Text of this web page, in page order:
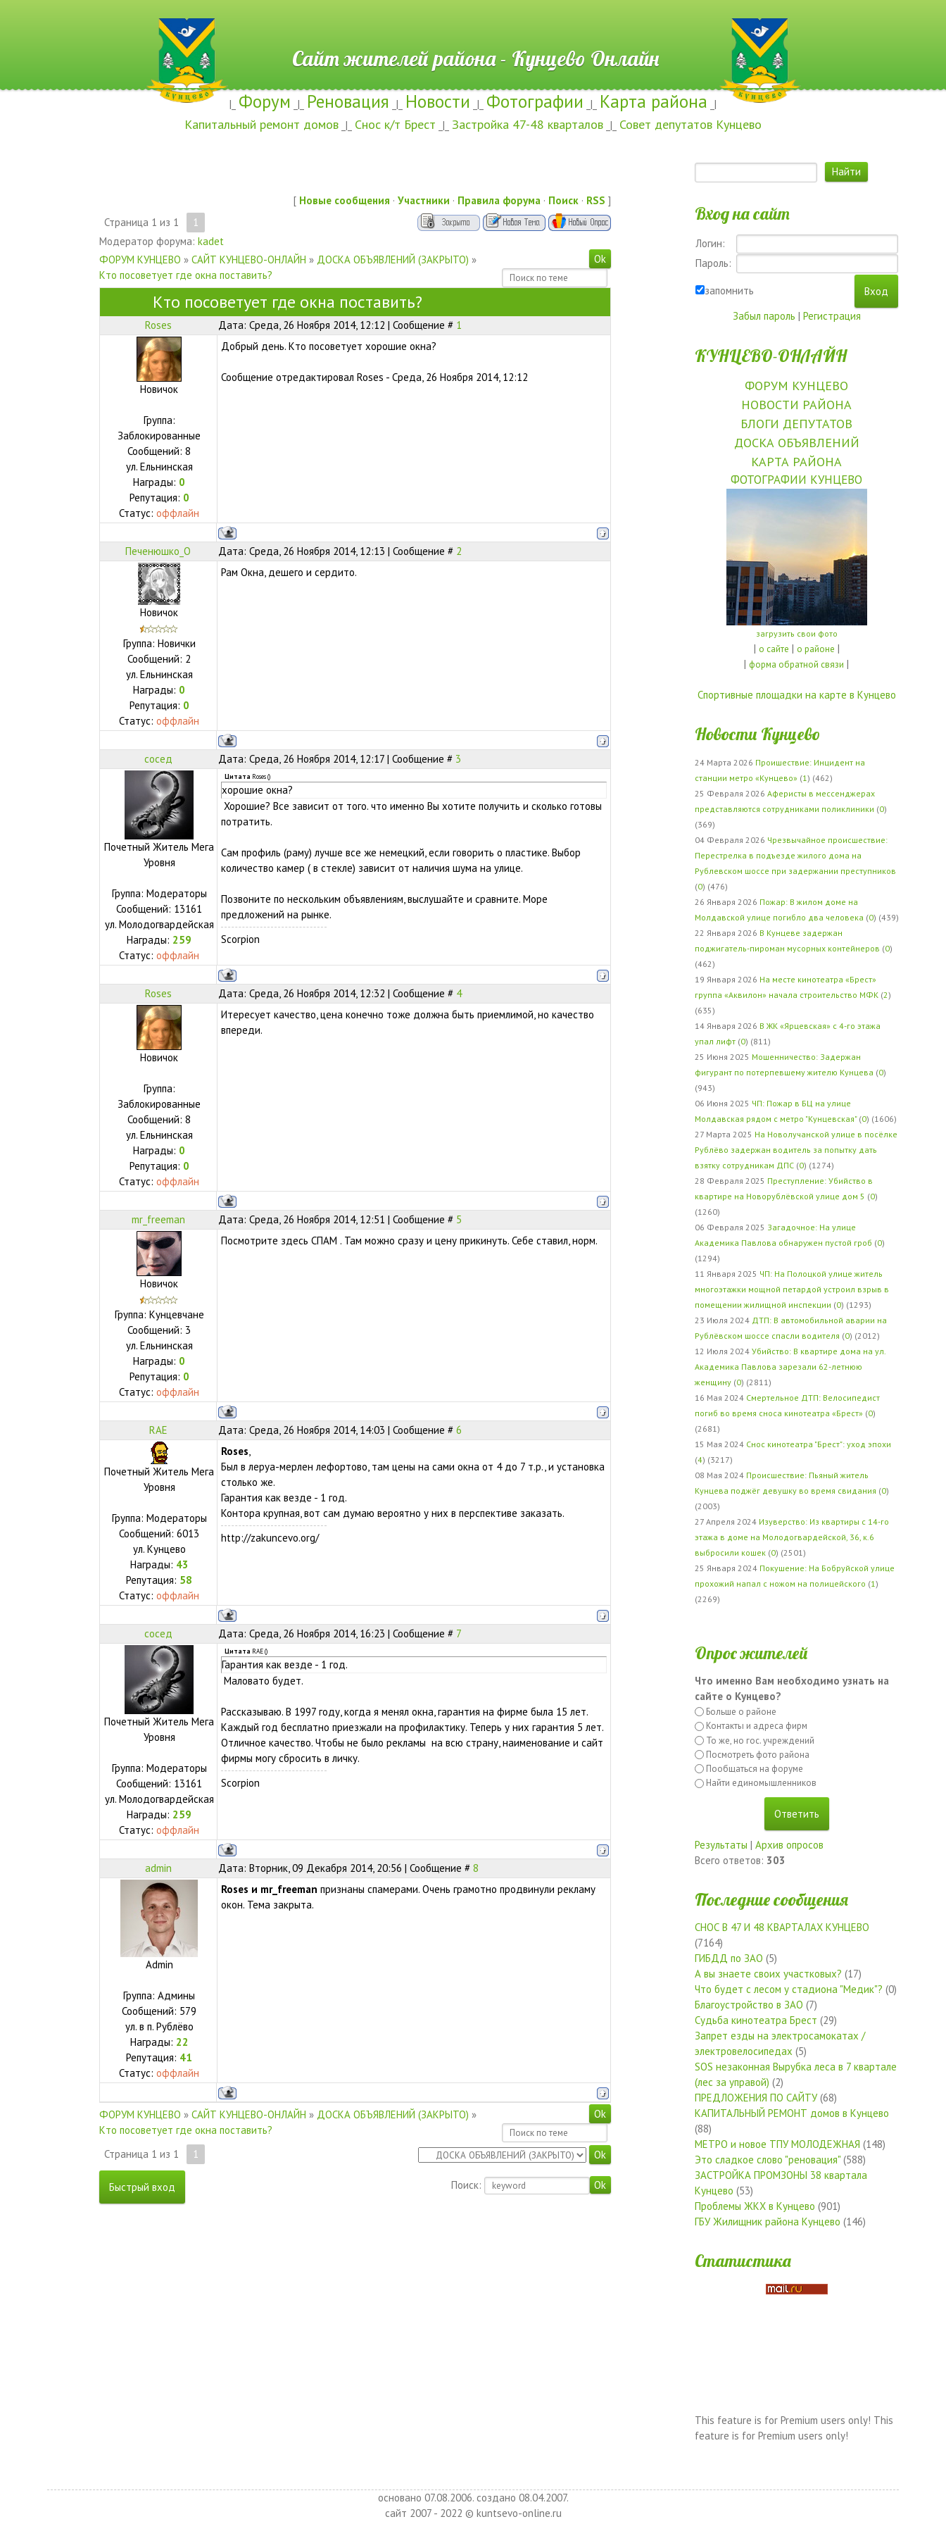
Сайт жителей района - Кунцево Онлайн
|_ Форум _|_ Реновация _|_ Новости _|_ Фотографии _|_ Карта района _|
Капитальный ремонт домов _|_ Снос к/т Брест _|_ Застройка 47-48 кварталов _|_ Совет депутатов Кунцево
[ Новые сообщения · Участники · Правила форума · Поиск · RSS ]
Страница 1 из 1
1
Модератор форума: kadet
ФОРУМ КУНЦЕВО » САЙТ КУНЦЕВО-ОНЛАЙН » ДОСКА ОБЪЯВЛЕНИЙ (ЗАКРЫТО) »
Кто посоветует где окна поставить?
Кто посоветует где окна поставить?
Roses Дата: Среда, 26 Ноября 2014, 12:12 | Сообщение # 1
Новичок
Группа:
Заблокированные
Сообщений:8
ул. Ельнинская
Награды: 0
Репутация: 0
Статус:оффлайн
Добрый день. Кто посоветует хорошие окна?
Сообщение отредактировал Roses - Среда, 26 Ноября 2014, 12:12
Печенюшко_О Дата: Среда, 26 Ноября 2014, 12:13 | Сообщение # 2
Новичок
Группа: Новички
Сообщений: 2
ул. Ельнинская
Награды: 0
Репутация: 0
Статус:оффлайн
Рам Окна, дешего и сердито.
сосед Дата: Среда, 26 Ноября 2014, 12:17 | Сообщение # 3
Почетный Житель Мега
Уровня
Группа: Модераторы
Сообщений: 13161
ул. Молодогвардейская
Награды: 259
Статус:оффлайн
Цитата Roses()
хорошие окна?
Хорошие? Все зависит от того. что именно Вы хотите получить и сколько готовы
потратить.
Сам профиль (раму) лучше все же немецкий, если говорить о пластике. Выбор
количество камер ( в стекле) зависит от наличия шума на улице.
Позвоните по нескольким объявлениям, выслушайте и сравните. Море
предложений на рынке.
Scorpion
Roses Дата: Среда, 26 Ноября 2014, 12:32 | Сообщение # 4
Новичок
Группа:
Заблокированные
Сообщений:8
ул. Ельнинская
Награды: 0
Репутация: 0
Статус:оффлайн
Итересует качество, цена конечно тоже должна быть приемлимой, но качество
впереди.
mr_freeman Дата: Среда, 26 Ноября 2014, 12:51 | Сообщение # 5
Новичок
Группа: Кунцевчане
Сообщений: 3
ул. Ельнинская
Награды: 0
Репутация: 0
Статус:оффлайн
Посмотрите здесь СПАМ . Там можно сразу и цену прикинуть. Себе ставил, норм.
RAE Дата: Среда, 26 Ноября 2014, 14:03 | Сообщение # 6
Почетный Житель Мега
Уровня
Группа: Модераторы
Сообщений:6013
ул. Кунцево
Награды: 43
Репутация: 58
Статус:оффлайн
Roses
Был в леруа-мерлен лефортово, там цены на сами окна от 4 до 7 т.р., и установка
столько же.
Гарантия как везде - 1 год.
Контора крупная, вот сам думаю вероятно у них в перспективе заказать.
http://zakuncevo.org/
сосед Дата: Среда, 26 Ноября 2014, 16:23 | Сообщение # 7
Почетный Житель Мега
Уровня
Группа: Модераторы
Сообщений: 13161
ул. Молодогвардейская
Награды: 259
Статус:оффлайн
Цитата RAE()
Гарантия как везде - 1 год.
Маловато будет.
Рассказываю. В 1997 году, когда я менял окна, гарантия на фирме была 15 лет.
Каждый год бесплатно приезжали на профилактику. Теперь у них гарантия 5 лет.
Отличное качество. Чтобы не было рекламы на всю страну, наименование и сайт
фирмы могу сбросить в личку.
Scorpion
admin Дата: Вторник, 09 Декабря 2014, 20:56 | Сообщение # 8
Admin
Группа: Админы
Сообщений: 579
ул. в п. Рублёво
Награды: 22
Репутация: 41
Статус:оффлайн
Roses и mr_freeman признаны спамерами. Очень грамотно продвинули рекламу
окон. Тема закрыта.
ФОРУМ КУНЦЕВО » САЙТ КУНЦЕВО-ОНЛАЙН » ДОСКА ОБЪЯВЛЕНИЙ (ЗАКРЫТО) »
Кто посоветует где окна поставить?
Страница 1 из 1 1
Поиск:
Вход на сайт
Логин:
Пароль:
запомнить
Забыл пароль | Регистрация
КУНЦЕВО-ОНЛАЙН
ФОРУМ КУНЦЕВО
НОВОСТИ РАЙОНА
БЛОГИ ДЕПУТАТОВ
ДОСКА ОБЪЯВЛЕНИЙ
КАРТА РАЙОНА
ФОТОГРАФИИ КУНЦЕВО
загрузить свои фото
| о сайте | о районе |
|форма обратной связи |
Спортивные площадки на карте в Кунцево
Новости Кунцево
24 Марта 2026 Проишествие: Инцидент на
станции метро «Кунцево» (1) (462)
25 Февраля 2026 Аферисты в мессенджерах
представляются сотрудниками поликлиники (0)
(369)
04 Февраля 2026 Чрезвычайное происшествие:
Перестрелка в подъезде жилого дома на
Рублевском шоссе при задержании преступников
(0) (476)
26 Января 2026 Пожар: В жилом доме на
Молдавской улице погибло два человека (0) (439)
22 Января 2026 В Кунцеве задержан
поджигатель-пироман мусорных контейнеров (0)
(462)
19 Января 2026 На месте кинотеатра «Брест»
группа «Аквилон» начала строительство МФК (2)
(635)
14 Января 2026 В ЖК «Ярцевская» с 4-го этажа
упал лифт (0) (811)
25 Июня 2025 Мошенничество: Задержан
фигурант по потерпевшему жителю Кунцева (0)
(943)
06 Июня 2025 ЧП: Пожар в БЦ на улице
Молдавская рядом с метро "Кунцевская" (0) (1606)
27 Марта 2025 На Новолучанской улице в посёлке
Рублёво задержан водитель за попытку дать
взятку сотрудникам ДПС (0) (1274)
28 Февраля 2025 Преступление: Убийство в
квартире на Новорублёвской улице дом 5 (0)
(1260)
06 Февраля 2025 Загадочное: На улице
Академика Павлова обнаружен пустой гроб (0)
(1294)
11 Января 2025 ЧП: На Полоцкой улице житель
многоэтажки мощной петардой устроил взрыв в
помещении жилищной инспекции (0) (1293)
23 Июля 2024 ДТП: В автомобильной аварии на
Рублёвском шоссе спасли водителя (0) (2012)
12 Июля 2024 Убийство: В квартире дома на ул.
Академика Павлова зарезали 62-летнюю
женщину (0) (2811)
16 Мая 2024 Смертельное ДТП: Велосипедист
погиб во время сноса кинотеатра «Брест» (0)
(2681)
15 Мая 2024 Снос кинотеатра "Брест": уход эпохи
(4) (3217)
08 Мая 2024 Происшествие: Пьяный житель
Кунцева поджёг девушку во время свидания (0)
(2003)
27 Апреля 2024 Изуверство: Из квартиры с 14-го
этажа в доме на Молодогвардейской, 36, к.6
выбросили кошек (0) (2501)
25 Января 2024 Покушение: На Бобруйской улице
прохожий напал с ножом на полицейского (1)
(2269)
Опрос жителей
Что именно Вам необходимо узнать на
сайте о Кунцево?
Больше о районе
Контакты и адреса фирм
То же, но гос. учреждений
Посмотреть фото района
Пообщаться на форуме
Найти единомышленников
Результаты | Архив опросов
Всего ответов: 303
Последние сообщения
СНОС В 47 И 48 КВАРТАЛАХ КУНЦЕВО
(7164)
ГИБДД по ЗАО (5)
А вы знаете своих участковых? (17)
Что будет с лесом у стадиона "Медик"? (0)
Благоустройство в ЗАО (7)
Судьба кинотеатра Брест (29)
Запрет езды на электросамокатах /
электровелосипедах (5)
SOS незаконная Вырубка леса в 7 квартале
(лес за управой) (2)
ПРЕДЛОЖЕНИЯ ПО САЙТУ(68)
КАПИТАЛЬНЫЙ РЕМОНТ домов в Кунцево
(88)
МЕТРО и новое ТПУ МОЛОДЕЖНАЯ (148)
Это сладкое слово "реновация"(588)
ЗАСТРОЙКА ПРОМЗОНЫ 38 квартала
Кунцево (53)
Проблемы ЖКХ в Кунцево (901)
ГБУ Жилищник района Кунцево (146)
Статистика
This feature is for Premium users only! This
feature is for Premium users only!
основано 07.08.2006. создано 08.04.2007.
сайт 2007 - 2022 © kuntsevo-online.ru